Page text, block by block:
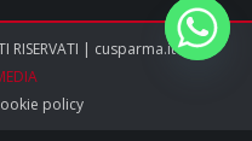
RISERVATI | cusparma.it by
policy